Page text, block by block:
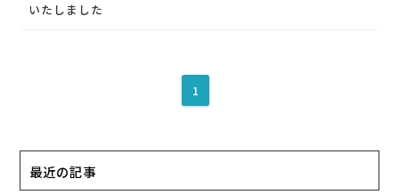
いたしました
1
最近の記事